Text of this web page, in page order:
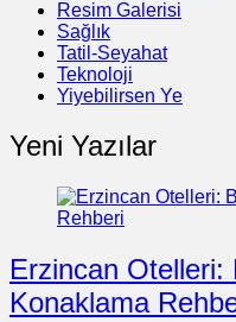
Resim Galerisi
Sağlık
Tatil-Seyahat
Teknoloji
Yiyebilirsen Ye
Yeni Yazılar
Erzincan Otelleri:
Konaklama